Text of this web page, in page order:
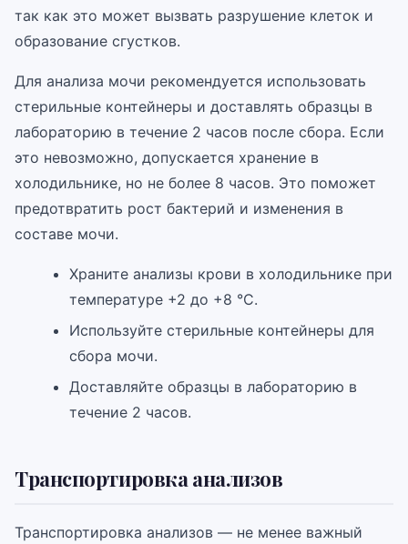
так как это может вызвать разрушение клеток и
образование сгустков.
Для анализа мочи рекомендуется использовать
стерильные контейнеры и доставлять образцы в
лабораторию в течение 2 часов после сбора. Если
это невозможно, допускается хранение в
холодильнике, но не более 8 часов. Это поможет
предотвратить рост бактерий и изменения в
составе мочи.
Храните анализы крови в холодильнике при
температуре +2 до +8 °C.
Используйте стерильные контейнеры для
сбора мочи.
Доставляйте образцы в лабораторию в
течение 2 часов.
Транспортировка анализов
Транспортировка анализов — не менее важный